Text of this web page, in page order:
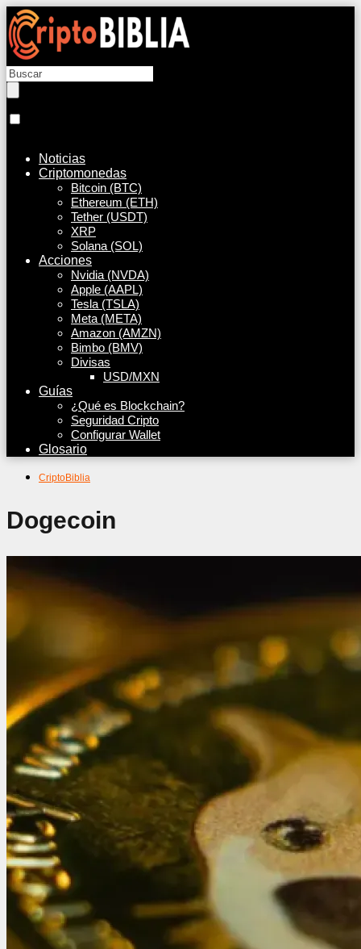
Noticias
Criptomonedas
Bitcoin (BTC)
Ethereum (ETH)
Tether (USDT)
XRP
Solana (SOL)
Acciones
Nvidia (NVDA)
Apple (AAPL)
Tesla (TSLA)
Meta (META)
Amazon (AMZN)
Bimbo (BMV)
Divisas
USD/MXN
Guías
¿Qué es Blockchain?
Seguridad Cripto
Configurar Wallet
Glosario
CriptoBiblia
Dogecoin